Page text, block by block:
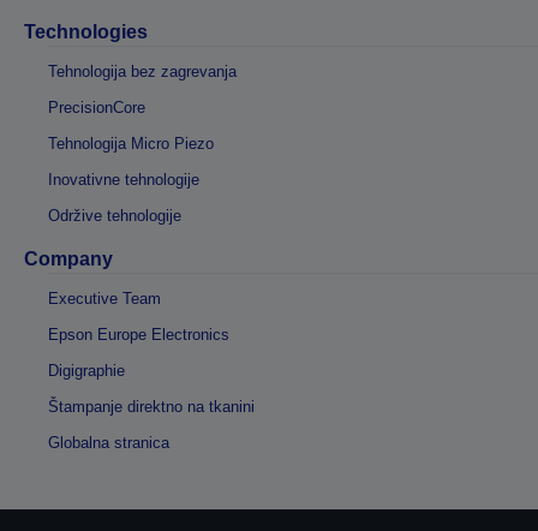
Technologies
Tehnologija bez zagrevanja
PrecisionCore
Tehnologija Micro Piezo
Inovativne tehnologije
Održive tehnologije
Company
Executive Team
Epson Europe Electronics
Digigraphie
Štampanje direktno na tkanini
Globalna stranica